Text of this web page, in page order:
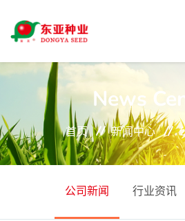
网站首页
关于东亚
News
首页 新闻中心
公司新闻 行业资讯